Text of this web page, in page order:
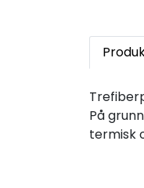
På
termisk